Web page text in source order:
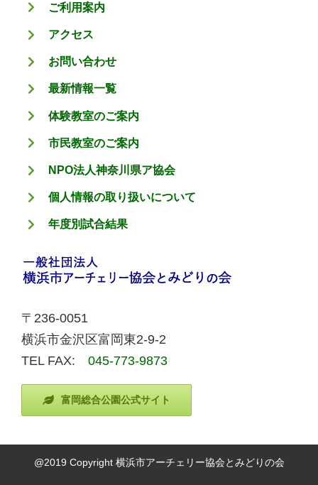
ご利用案内
アクセス
お問い合わせ
最新情報一覧
体験教室のご案内
市民教室のご案内
NPO法人神奈川県ア協会
個人情報の取り扱いについて
年度別試合結果
〒236-0051
横浜市金沢区富岡東2-9-2
TEL FAX: 045-773-9873
富岡総合公園公式サイト
@2019 Copyright 横浜市アーチェリー協会とみどりの会